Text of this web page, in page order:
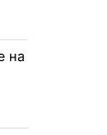
на